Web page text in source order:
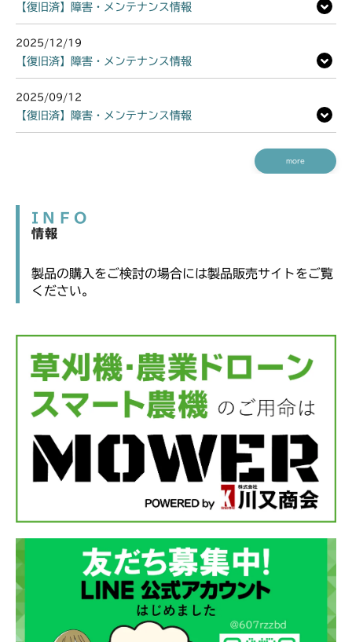
【復旧済】障害・メンテナンス情報
2025/12/19
【復旧済】障害・メンテナンス情報
2025/09/12
【復旧済】障害・メンテナンス情報
more
INFO
情報
製品の購入をご検討の場合には製品販売サイトをご覧
ください。